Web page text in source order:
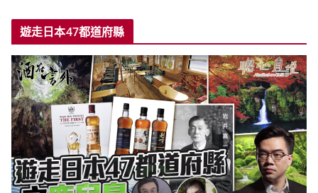
遊走日本47都道府縣